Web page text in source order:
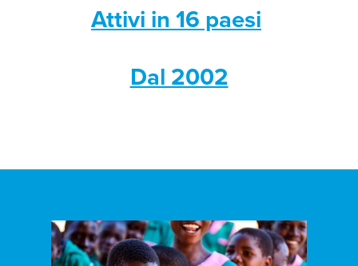
Attivi in 16 paesi
Dal 2002